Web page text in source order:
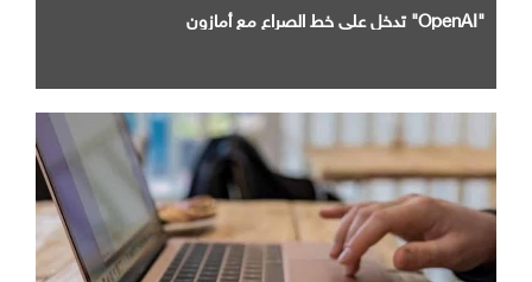
"OpenAI" تدخل علي خط الصراع مع أمازون